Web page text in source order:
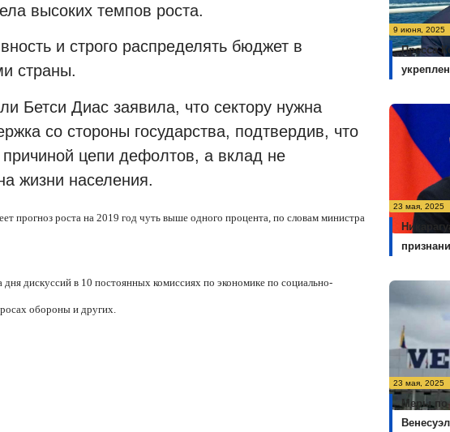
высоких темпов роста.
и строго распределять бюджет в
страны.
Бетси Диас заявила, что сектору нужна
со стороны государства, подтвердив, что
цепи дефолтов, а вклад не
жизни населения.
прогноз роста на 2019 год чуть выше одного процента, по словам министра
дня дискуссий в 10 постоянных комиссиях по экономике по социально-
обороны и других.
9 июня, 2025
Пресса
23 мая, 2025
23 мая, 2025
Меры по